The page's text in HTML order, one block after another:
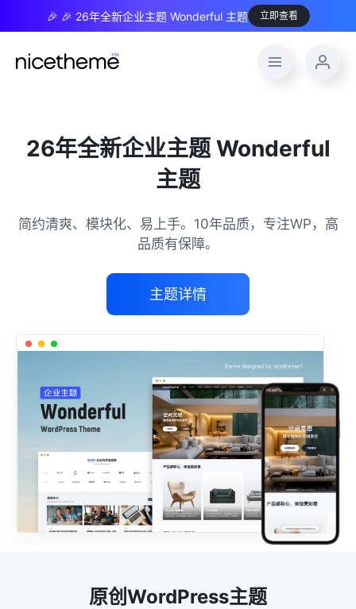
🎉 🎉 26年全新企业主题 Wonderful 主题 立即查看
26年全新企业主题 Wonderful
主题
简约清爽、模块化、易上手。10年品质，专注WP，高
品质有保障。
主题详情
原创WordPress主题